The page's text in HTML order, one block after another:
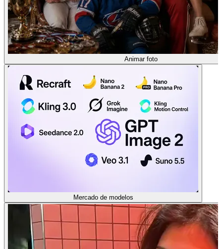
Animar foto
Mercado de modelos